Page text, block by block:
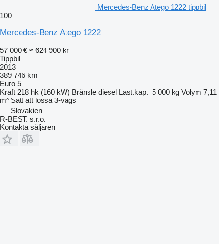
Mercedes-Benz Atego 1222 tippbil
100
Mercedes-Benz Atego 1222
57 000 € ≈ 624 900 kr
Tippbil
2013
389 746 km
Euro 5
Kraft 218 hk (160 kW) Bränsle diesel Last.kap. 5 000 kg Volym 7,11
m³ Sätt att lossa 3-vägs
Slovakien
R-BEST, s.r.o.
Kontakta säljaren